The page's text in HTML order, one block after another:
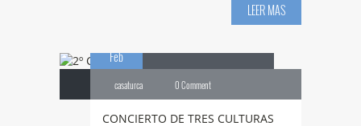
LEER MAS
Feb
casaturca 0 Comment
CONCIERTO DE TRES CULTURAS